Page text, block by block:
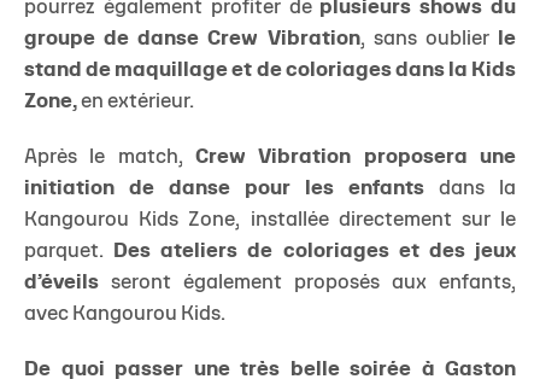
pourrez également profiter de plusieurs shows du
groupe de danse Crew Vibration, sans oublier
le
stand de maquillage et de coloriages dans la Kids
Zone, en extérieur.
Après le match, Crew Vibration proposera une
initiation de danse pour les enfants dans la
Kangourou Kids Zone, installée directement sur le
parquet.
Des ateliers de coloriages et des jeux
d’éveils seront également proposés aux enfants,
avec Kangourou Kids.
De quoi passer une très belle soirée à Gaston